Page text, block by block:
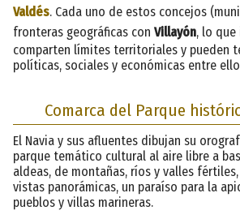
Valdés. Cada uno de estos concejos
fronteras geográficas con Villayón, lo que
comparten límites territoriales y pueden
políticas, sociales y económicas entre
Comarca del Parque
El Navia y sus afluentes dibujan su
parque temático cultural al aire libre a
aldeas, de montañas, ríos y valles
vistas panorámicas, un paraíso para la
pueblos y villas marineras.